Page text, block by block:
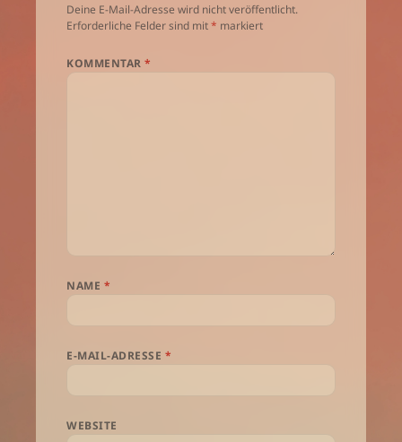
Deine E-Mail-Adresse wird nicht veröffentlicht.
Erforderliche Felder sind mit* markiert
KOMMENTAR*
NAME *
E-MAIL-ADRESSE *
WEBSITE